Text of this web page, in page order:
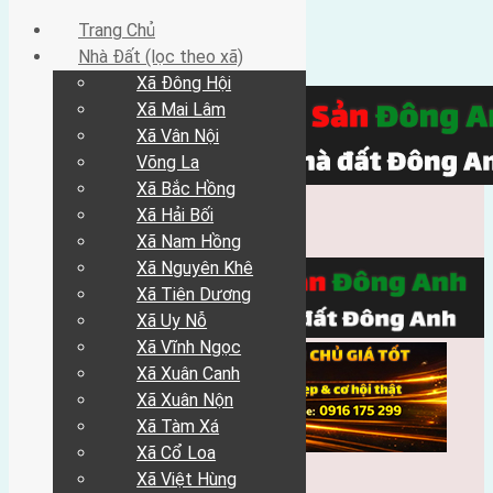
Trang Chủ
Trang Chủ
Nhà Đất (lọc theo xã)
Xã Đông Hội
Xã Mai Lâm
Xã Vân Nội
Võng La
Xã Bắc Hồng
Xã Hải Bối
Xã Nam Hồng
Xã Nguyên Khê
Xã Tiên Dương
Xã Uy Nỗ
Xã Vĩnh Ngọc
Xã Xuân Canh
Xã Xuân Nộn
Xã Tàm Xá
Xã Cổ Loa
Xã Việt Hùng